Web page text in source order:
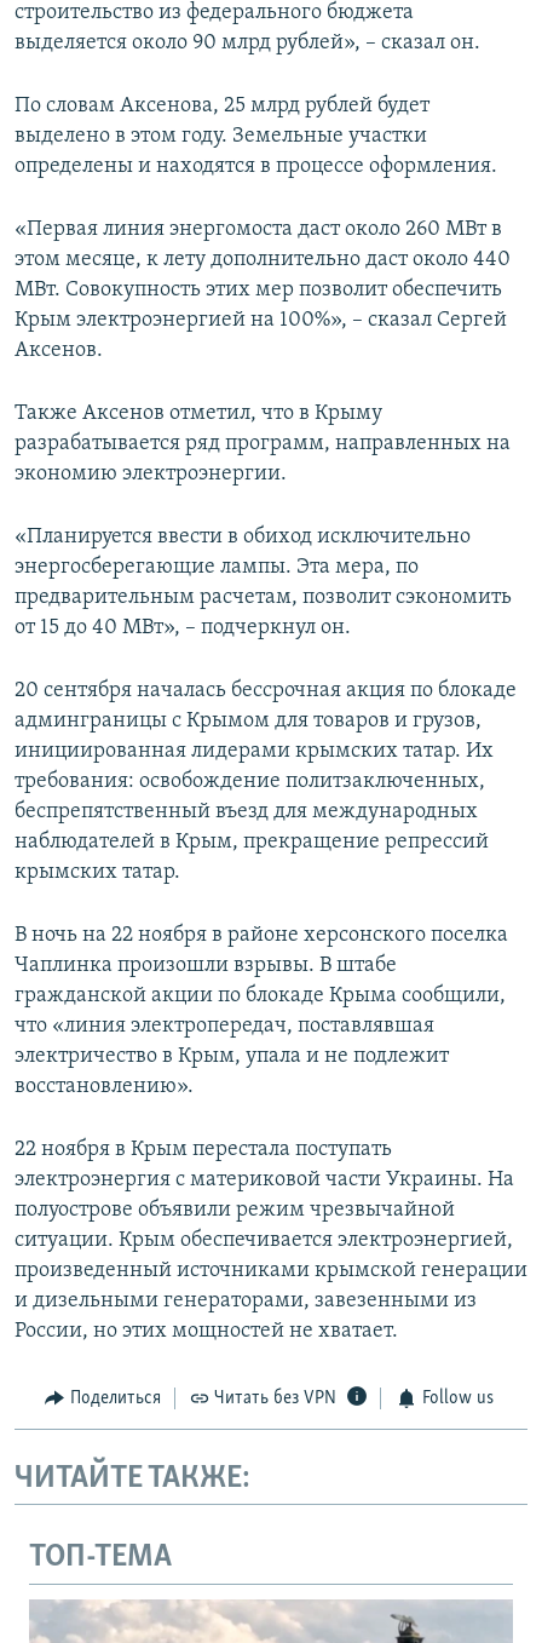
строительство из федерального бюджета
выделяется около 90 млрд рублей», – сказал он.
По словам Аксенова, 25 млрд рублей будет
выделено в этом году. Земельные участки
определены и находятся в процессе оформления.
«Первая линия энергомоста даст около 260 МВт в
этом месяце, к лету дополнительно даст около 440
МВт. Совокупность этих мер позволит обеспечить
Крым электроэнергией на 100%», – сказал Сергей
Аксенов.
Также Аксенов отметил, что в Крыму
разрабатывается ряд программ, направленных на
экономию электроэнергии.
«Планируется ввести в обиход исключительно
энергосберегающие лампы. Эта мера, по
предварительным расчетам, позволит сэкономить
от 15 до 40 МВт», – подчеркнул он.
20 сентября началась бессрочная акция по блокаде
админграницы с Крымом для товаров и грузов,
инициированная лидерами крымских татар. Их
требования: освобождение политзаключенных,
беспрепятственный въезд для международных
наблюдателей в Крым, прекращение репрессий
крымских татар.
В ночь на 22 ноября в районе херсонского поселка
Чаплинка произошли взрывы. В штабе
гражданской акции по блокаде Крыма сообщили,
что «линия электропередач, поставлявшая
электричество в Крым, упала и не подлежит
восстановлению».
22 ноября в Крым перестала поступать
электроэнергия с материковой части Украины. На
полуострове объявили режим чрезвычайной
ситуации. Крым обеспечивается электроэнергией,
произведенный источниками крымской генерации
и дизельными генераторами, завезенными из
России, но этих мощностей не хватает.
Поделиться Читать без VPN Follow us
ЧИТАЙТЕ ТАКЖЕ:
ТОП-ТЕМА